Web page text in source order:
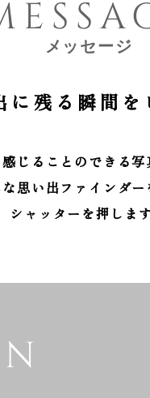
メッセージ
に残る瞬間を
じることのできる写
思い出ファインダー
シャッターを押します